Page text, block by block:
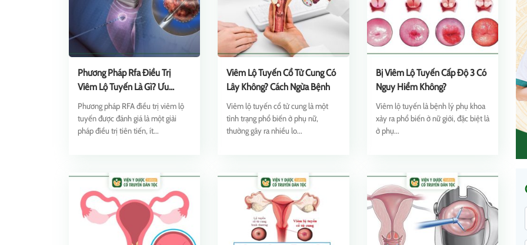
Phương Pháp Rfa Điều Trị
Viêm Lộ Tuyến Là Gì? Ưu
Nhược Điểm
Phương pháp RFA điều trị viêm lộ
tuyến được đánh giá là một giải
pháp điều trị tiên tiến, ít...
Viêm Lộ Tuyến Cổ Tử Cung Có
Lây Không? Cách Ngừa Bệnh
Viêm lộ tuyến cổ tử cung là một
tình trạng phổ biến ở phụ nữ,
thường gây ra nhiều lo...
Bị Viêm Lộ Tuyến Cấp Độ 3 Có
Nguy Hiểm Không?
Viêm lộ tuyến là bệnh lý phụ khoa
xảy ra phổ biến ở nữ giới, đặc biệt là
ở phụ...